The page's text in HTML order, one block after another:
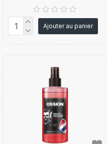
Ajouter au panier